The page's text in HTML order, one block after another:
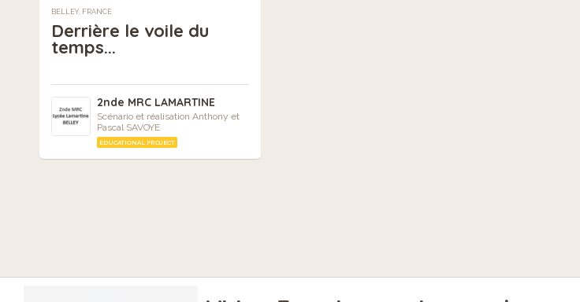
BELLEY, FRANCE
Derrière le voile du
temps...
2nde MRC LAMARTINE
Scénario et réalisation Anthony et
Pascal SAVOYE
EDUCATIONAL PROJECT